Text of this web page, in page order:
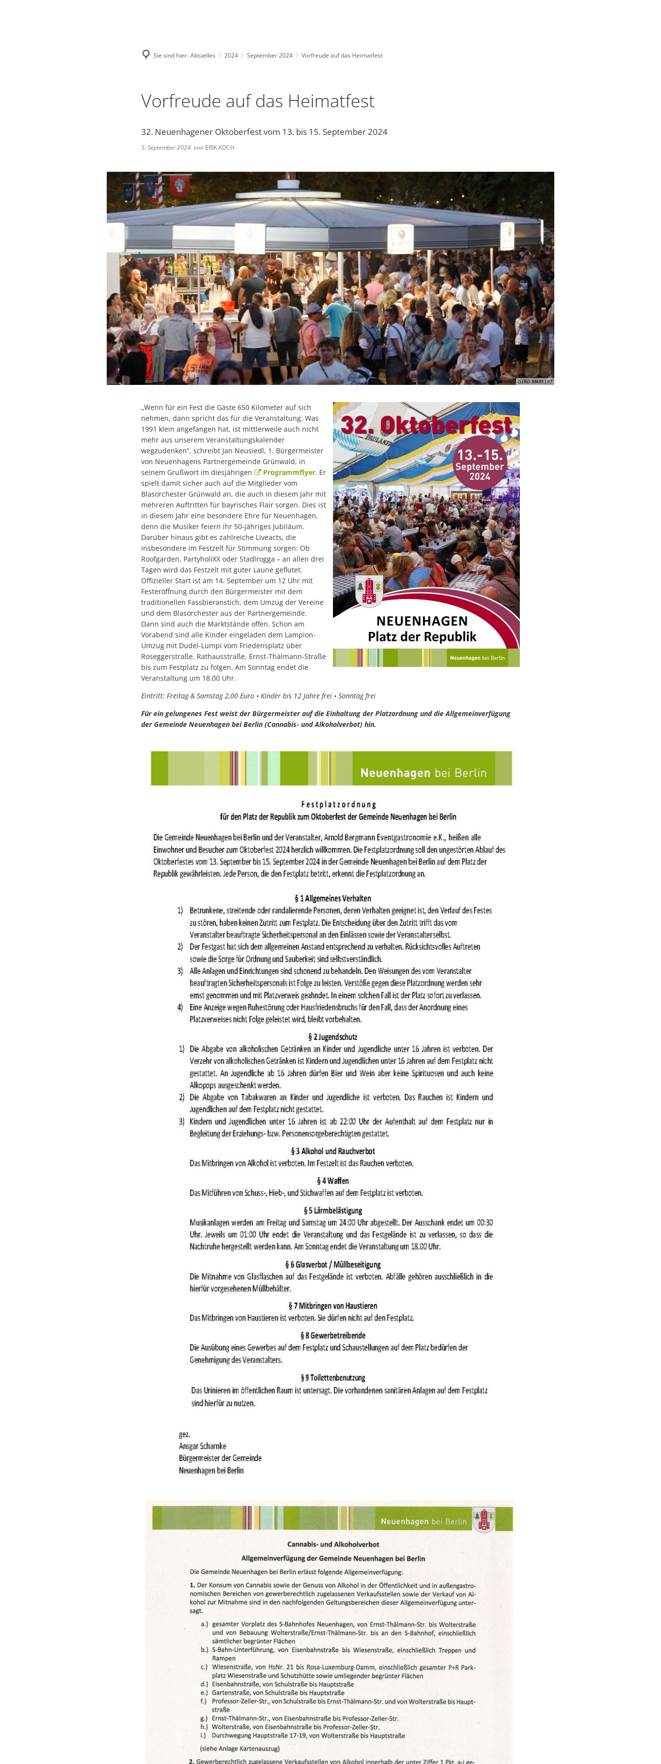
Sie sind hier: Aktuelles 2024 September 2024 Vorfreude auf das Heimatfest
Vorfreude auf das Heimatfest
32. Neuenhagener Oktoberfest vom 13. bis 15. September 2024
5. September 2024 von ERIK KOCH
GERD MARKERT
„Wenn für ein Fest die Gäste 650 Kilometer auf sich
nehmen, dann spricht das für die Veranstaltung. Was
1991 klein angefangen hat, ist mittlerweile auch nicht
mehr aus unserem Veranstaltungskalender
wegzudenken“, schreibt Jan Neusiedl, 1. Bürgermeister
von Neuenhagens Partnergemeinde Grünwald, in
seinem Grußwort im diesjährigen
Programmflyer. Er
spielt damit sicher auch auf die Mitglieder vom
Blasorchester Grünwald an, die auch in diesem Jahr mit
mehreren Auftritten für bayrisches Flair sorgen. Dies ist
in diesem Jahr eine besondere Ehre für Neuenhagen,
denn die Musiker feiern ihr 50-jähriges Jubiläum.
Darüber hinaus gibt es zahlreiche Liveacts, die
insbesondere im Festzelt für Stimmung sorgen: Ob
Roofgarden, PartyholiXX oder Stadlrogga – an allen drei
Tagen wird das Festzelt mit guter Laune geflutet.
Offizieller Start ist am 14. September um 12 Uhr mit
Festeröffnung durch den Bürgermeister mit dem
traditionellen Fassbieranstich, dem Umzug der Vereine
und dem Blasorchester aus der Partnergemeinde.
Dann sind auch die Marktstände offen. Schon am
Vorabend sind alle Kinder eingeladen dem Lampion-
Umzug mit Dudel-Lumpi vom Friedensplatz über
Roseggerstraße, Rathausstraße, Ernst-Thälmann-Straße
bis zum Festplatz zu folgen. Am Sonntag endet die
Veranstaltung um 18.00 Uhr.
Eintritt: Freitag & Samstag 2,00 Euro • Kinder bis 12 Jahre frei • Sonntag frei
Für ein gelungenes Fest weist der Bürgermeister auf die Einhaltung der Platzordnung und die Allgemeinverfügung
der Gemeinde Neuenhagen bei Berlin (Cannabis- und Alkoholverbot) hin.